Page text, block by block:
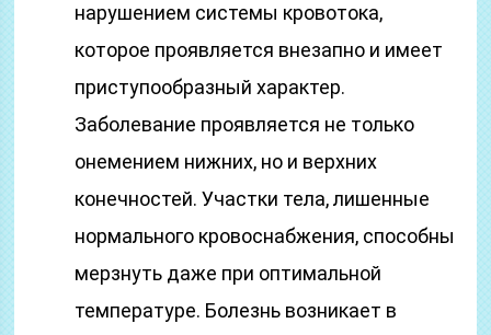
нарушением системы кровотока,
которое проявляется внезапно и имеет
приступообразный характер.
Заболевание проявляется не только
онемением нижних, но и верхних
конечностей. Участки тела, лишенные
нормального кровоснабжения, способны
мерзнуть даже при оптимальной
температуре. Болезнь возникает в